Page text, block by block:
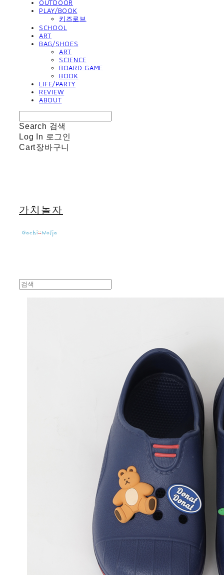
OUTDOOR
PLAY/BOOK
키즈로브
SCHOOL
ART
BAG/SHOES
ART
SCIENCE
BOARD GAME
BOOK
LIFE/PARTY
REVIEW
ABOUT
Search 검색
Log In 로그인
Cart장바구니
가치놀자